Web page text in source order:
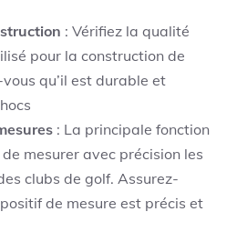
: Vérifiez la qualité
pour la construction de
vous qu’il est durable et
: La principale fonction
mesurer avec précision les
clubs de golf. Assurez-
de mesure est précis et